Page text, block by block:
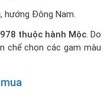
, hướng Đông Nam.
thuộc hành Mộc. Do
chế chọn các gam màu